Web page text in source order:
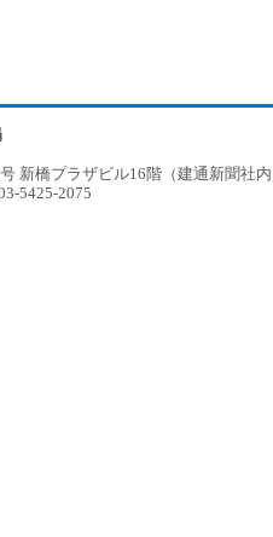
新橋プラザビル16階（建通新聞社
5425-2075